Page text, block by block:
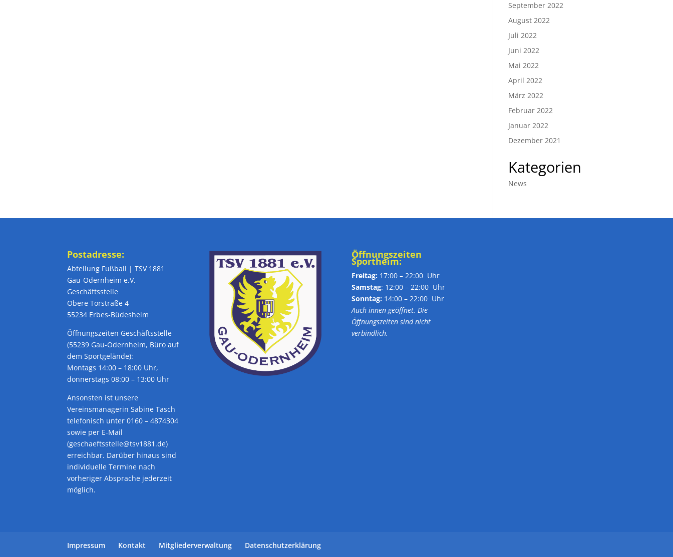
September 2022
August 2022
Juli 2022
Juni 2022
Mai 2022
April 2022
März 2022
Februar 2022
Januar 2022
Dezember 2021
Kategorien
News
Postadresse:
Abteilung Fußball | TSV 1881
Gau-Odernheim e.V.
Geschäftsstelle
Obere Torstraße 4
55234 Erbes-Büdesheim
Öffnungszeiten Geschäftsstelle
(55239 Gau-Odernheim, Büro auf
dem Sportgelände):
Montags 14:00 – 18:00 Uhr,
donnerstags 08:00 – 13:00 Uhr
Ansonsten ist unsere
Vereinsmanagerin Sabine Tasch
telefonisch unter 0160 – 4874304
sowie per E-Mail
(geschaeftsstelle@tsv1881.de)
erreichbar. Darüber hinaus sind
individuelle Termine nach
vorheriger Absprache jederzeit
möglich.
Öffnungszeiten
Sportheim:
Freitag: 17:00 – 22:00 Uhr
Samstag: 12:00 – 22:00 Uhr
Sonntag: 14:00 – 22:00 Uhr
Auch innen geöffnet. Die
Öffnungszeiten sind nicht
verbindlich.
Impressum Kontakt Mitgliederverwaltung Datenschutzerklärung